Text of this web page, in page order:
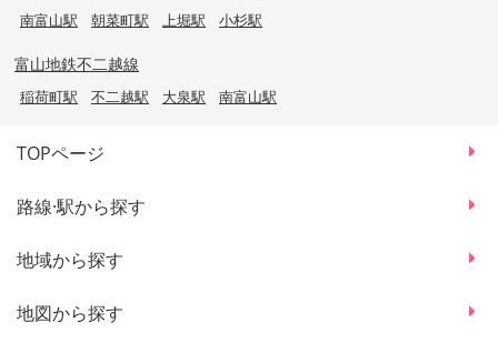
南富山駅 朝菜町駅 上堀駅 小杉駅
富山地鉄不二越線
稲荷町駅 不二越駅 大泉駅 南富山駅
TOPページ
路線·駅から探す
地域から探す
地図から探す